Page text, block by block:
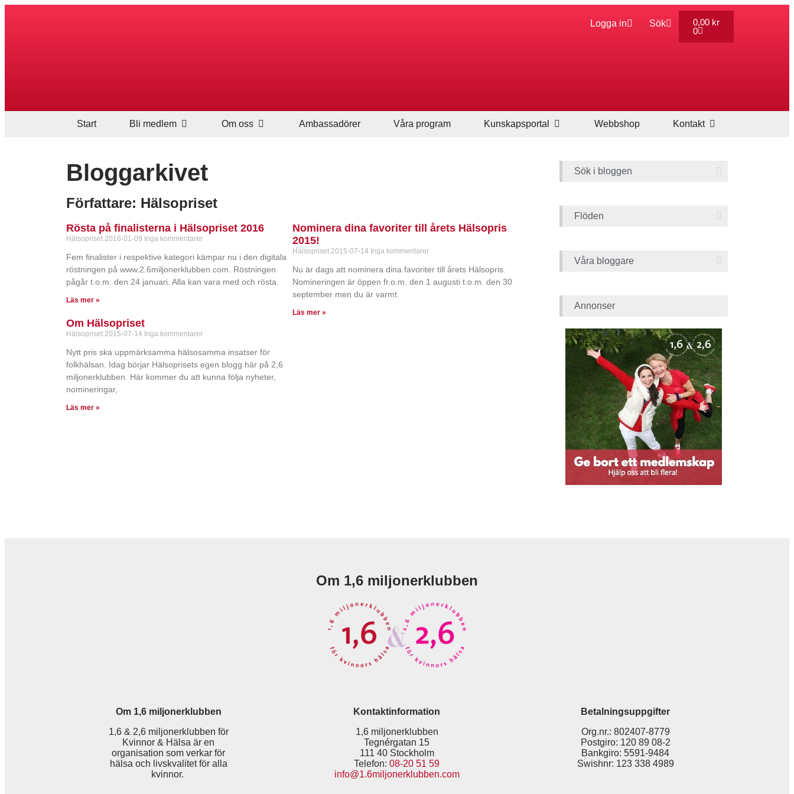
Logga in Sök 0,00 kr
0
Start Bli medlem Om oss Ambassadörer Våra program Kunskapsportal Webbshop Kontakt
Bloggarkivet
Författare: Hälsopriset
Rösta på finalisterna i Hälsopriset 2016
Hälsopriset 2016-01-09 Inga kommentarer
Fem finalister i respektive kategori kämpar nu i den digitala
röstningen på www.2.6miljonerklubben.com. Röstningen
pågår t.o.m. den 24 januari. Alla kan vara med och rösta.
Läs mer »
Nominera dina favoriter till årets Hälsopris
2015!
Hälsopriset 2015-07-14 Inga kommentarer
Nu är dags att nominera dina favoriter till årets Hälsopris.
Nomineringen är öppen fr.o.m. den 1 augusti t.o.m. den 30
september men du är varmt
Läs mer »
Om Hälsopriset
Hälsopriset 2015-07-14 Inga kommentarer
Nytt pris ska uppmärksamma hälsosamma insatser för
folkhälsan. Idag börjar Hälsoprisets egen blogg här på 2,6
miljonerklubben. Här kommer du att kunna följa nyheter,
nomineringar,
Läs mer »
Sök i bloggen
Flöden
Våra bloggare
Annonser
Om 1,6 miljonerklubben
Om 1,6 miljonerklubben
1,6 & 2,6 miljonerklubben för
Kvinnor & Hälsa är en
organisation som verkar för
hälsa och livskvalitet för alla
kvinnor.
Kontaktinformation
1,6 miljonerklubben
Tegnérgatan 15
111 40 Stockholm
Telefon:08-20 51 59
info@1.6miljonerklubben.com
Betalningsuppgifter
Org.nr.: 802407-8779
Postgiro: 120 89 08-2
Bankgiro: 5591-9484
Swishnr: 123 338 4989